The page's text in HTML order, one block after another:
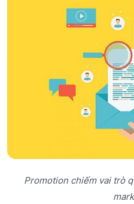
Promotion chiếm vai trò